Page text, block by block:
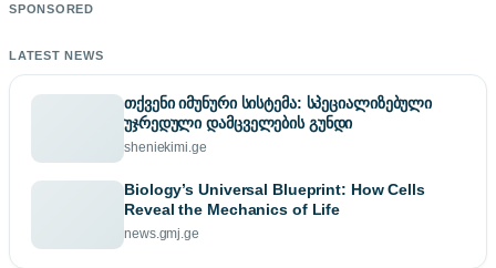
SPONSORED
LATEST NEWS
თქვენი იმუნური სისტემა: სპეციალიზებული
უჯრედული დამცველების გუნდი
sheniekimi.ge
Biology’s Universal Blueprint: How Cells
Reveal the Mechanics of Life
news.gmj.ge